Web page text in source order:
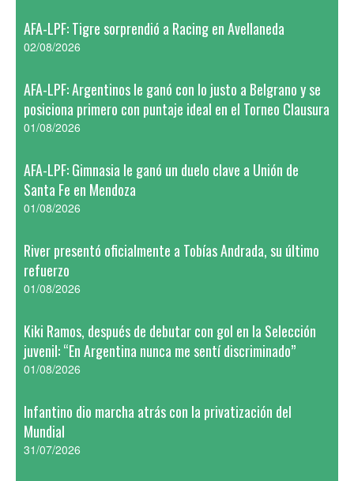
AFA-LPF: Tigre sorprendió a Racing en Avellaneda
02/08/2026
AFA-LPF: Argentinos le ganó con lo justo a Belgrano y se
posiciona primero con puntaje ideal en el Torneo Clausura
01/08/2026
AFA-LPF: Gimnasia le ganó un duelo clave a Unión de
Santa Fe en Mendoza
01/08/2026
River presentó oficialmente a Tobías Andrada, su último
refuerzo
01/08/2026
Kiki Ramos, después de debutar con gol en la Selección
juvenil: “En Argentina nunca me sentí discriminado”
01/08/2026
Infantino dio marcha atrás con la privatización del
Mundial
31/07/2026